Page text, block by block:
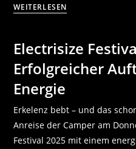
WEITERLESEN
Electrisize
Erfolgreicher
Energie
Erkelenz bebt – und das
Anreise der Camper am
Festival 2025 mit einem